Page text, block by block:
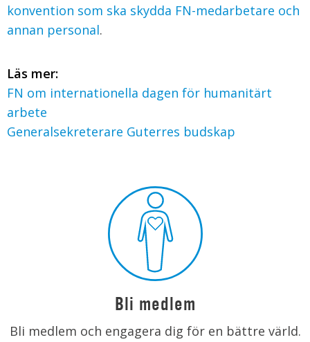
konvention som ska skydda FN-medarbetare och
annan personal.
Läs mer:
FN om internationella dagen för humanitärt
arbete
Generalsekreterare Guterres budskap
Bli medlem
Bli medlem och engagera dig för en bättre värld.